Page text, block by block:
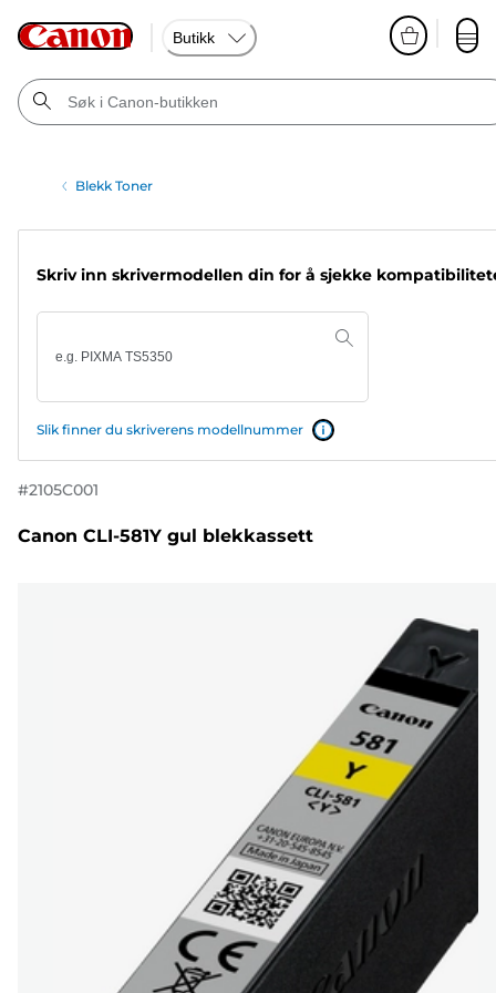
Butikk
Blekk Toner
Skriv inn skrivermodellen din for å sjekke
Slik finner du skriverens modellnummer
#2105C001
Canon CLI-581Y gul blekkassett